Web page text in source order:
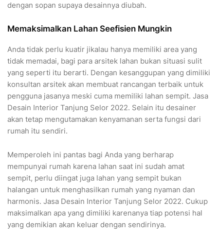
dengan sopan supaya desainnya diubah.
Memaksimalkan Lahan Seefisien Mungkin
Anda tidak perlu kuatir jikalau hanya memiliki area yang
tidak memadai, bagi para arsitek lahan bukan situasi sulit
yang seperti itu berarti. Dengan kesanggupan yang dimiliki
konsultan arsitek akan membuat rancangan terbaik untuk
pengguna jasanya meski cuma memiliki lahan sempit. Jasa
Desain Interior Tanjung Selor 2022. Selain itu desainer
akan tetap mengutamakan kenyamanan serta fungsi dari
rumah itu sendiri.
Memperoleh ini pantas bagi Anda yang berharap
mempunyai rumah karena lahan saat ini sudah amat
sempit, perlu diingat juga lahan yang sempit bukan
halangan untuk menghasilkan rumah yang nyaman dan
harmonis. Jasa Desain Interior Tanjung Selor 2022. Cukup
maksimalkan apa yang dimiliki karenanya tiap potensi hal
yang demikian akan keluar dengan sendirinya.